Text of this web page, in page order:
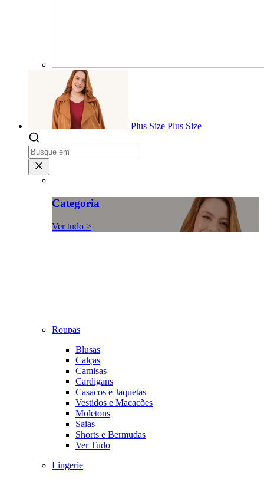
Plus Size Plus Size
Categoria
Ver tudo >
Roupas
Blusas
Calças
Camisas
Cardigans
Casacos e Jaquetas
Vestidos e Macacões
Moletons
Saias
Shorts e Bermudas
Ver Tudo
Lingerie